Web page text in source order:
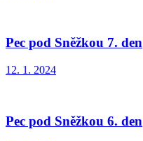
Pec pod Sněžkou 7. den
12. 1. 2024
Pec pod Sněžkou 6. den